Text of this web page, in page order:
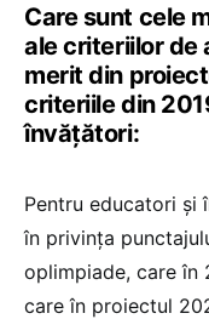
Care sunt cele
ale criteriilor de
merit din
criteriile din
învățători:
Pentru educatori și
în privința
oplimpiade, care în
care în proiectul